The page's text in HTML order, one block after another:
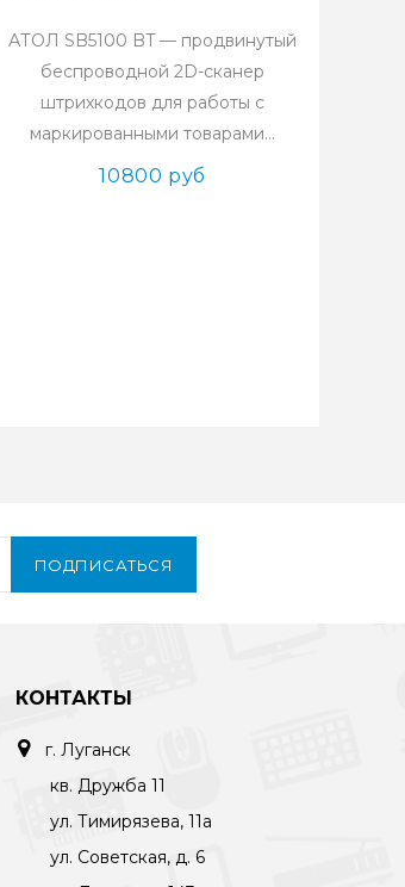
АТОЛ SB5100 BT — продвинутый
беспроводной 2D-сканер
штрихкодов для работы с
маркированными товарами...
10800 руб
ПОДПИСАТЬСЯ
КОНТАКТЫ
г. Луганск
кв. Дружба 11
ул. Тимирязева, 11а
ул. Советская, д. 6